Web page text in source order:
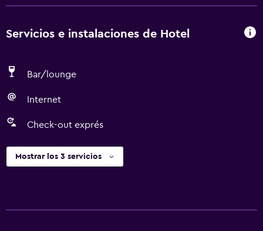
Servicios e instalaciones de Hotel
Bar/lounge
Internet
Check-out exprés
Mostrar los 3 servicios